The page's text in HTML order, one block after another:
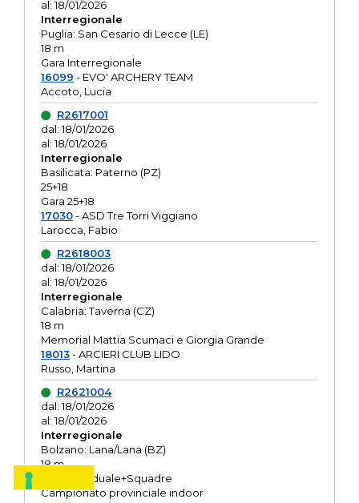
al: 18/01/2026
Interregionale
Puglia: San Cesario di Lecce (LE)
18 m
Gara Interregionale
16099 - EVO' ARCHERY TEAM
Accoto, Lucia
R2617001
dal: 18/01/2026
al: 18/01/2026
Interregionale
Basilicata: Paterno (PZ)
25+18
Gara 25+18
17030- ASD Tre Torri Viggiano
Larocca, Fabio
R2618003
dal: 18/01/2026
al: 18/01/2026
Interregionale
Calabria: Taverna (CZ)
18 m
Memorial Mattia Scumaci e Giorgia Grande
18013- ARCIERI CLUB LIDO
Russo, Martina
R2621004
dal: 18/01/2026
al: 18/01/2026
Interregionale
Bolzano: Lana/Lana (BZ)
18 m
O.R. Individuale+Squadre
Campionato provinciale indoor